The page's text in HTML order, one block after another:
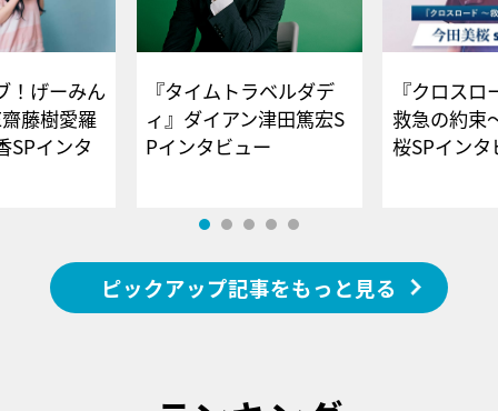
！げーみん
藤樹愛羅
SPインタ
『タイムトラベルダデ
ィ』ダイアン津田篤宏S
Pインタビュー
『クロス
救急の約束
桜SPイ
ピックアップ記事をもっと見る